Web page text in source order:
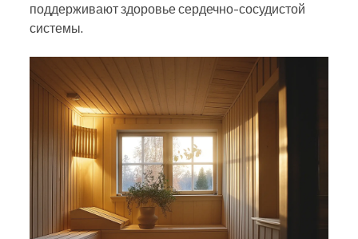
поддерживают здоровье сердечно-сосудистой
системы.